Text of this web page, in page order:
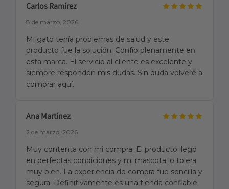
Carlos Ramírez
8 de marzo, 2026
Mi gato tenía problemas de salud y este
producto fue la solución. Confío plenamente en
esta marca. El servicio al cliente es excelente y
siempre responden mis dudas. Sin duda volveré a
comprar aquí.
Ana Martínez
2 de marzo, 2026
Muy contenta con mi compra. El producto llegó
en perfectas condiciones y mi mascota lo tolera
muy bien. La experiencia de compra fue sencilla y
segura. Definitivamente es una tienda confiable